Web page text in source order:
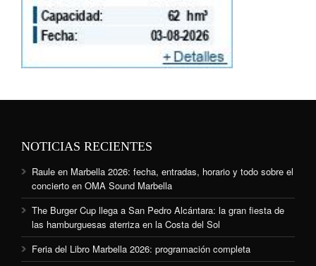
NOTICIAS RECIENTES
Raule en Marbella 2026: fecha, entradas, horario y todo sobre el
concierto en OMA Sound Marbella
The Burger Cup llega a San Pedro Alcántara: la gran fiesta de
las hamburguesas aterriza en la Costa del Sol
Feria del Libro Marbella 2026: programación completa